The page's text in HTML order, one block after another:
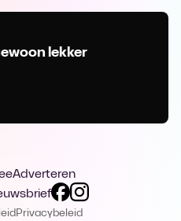
lekker
Adverteren
Privacybeleid